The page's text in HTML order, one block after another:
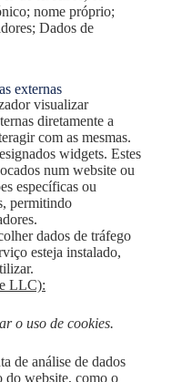
nome próprio;
Dados de
externas
visualizar
diretamente a
com as mesmas.
widgets. Estes
num website ou
específicas ou
permitindo
dados de tráfego
esteja instalado,
LLC):
o uso de cookies.
de análise de dados
do website, como o